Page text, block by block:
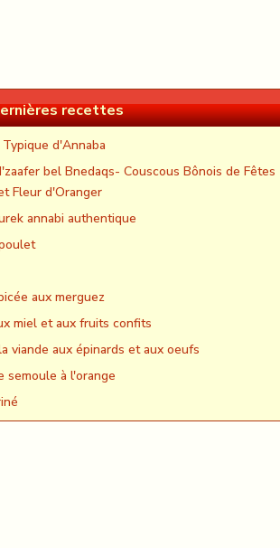
recettes
d'Annaba
bel Bnedaqs- Couscous Bônois de Fêtes
Fleur d'Oranger
annabi authentique
aux merguez
miel et aux fruits confits
viande aux épinards et aux oeufs
semoule à l'orange